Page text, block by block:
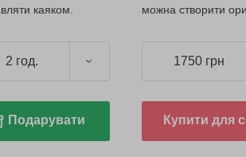
каяком.
2 год.
Подарувати
можна створити
1750 грн
Купити для